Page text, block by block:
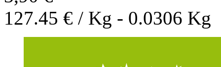
127.45 € / Kg - 0.0306 Kg